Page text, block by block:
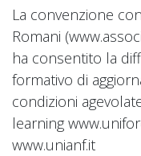
La convenzione
Romani
ha consentito la
formativo di
condizioni
learning
www.unianf.it